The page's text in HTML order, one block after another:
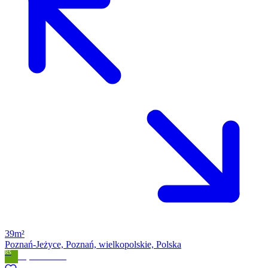
39m²
Poznań-Jeżyce, Poznań, wielkopolskie, Polska
RS